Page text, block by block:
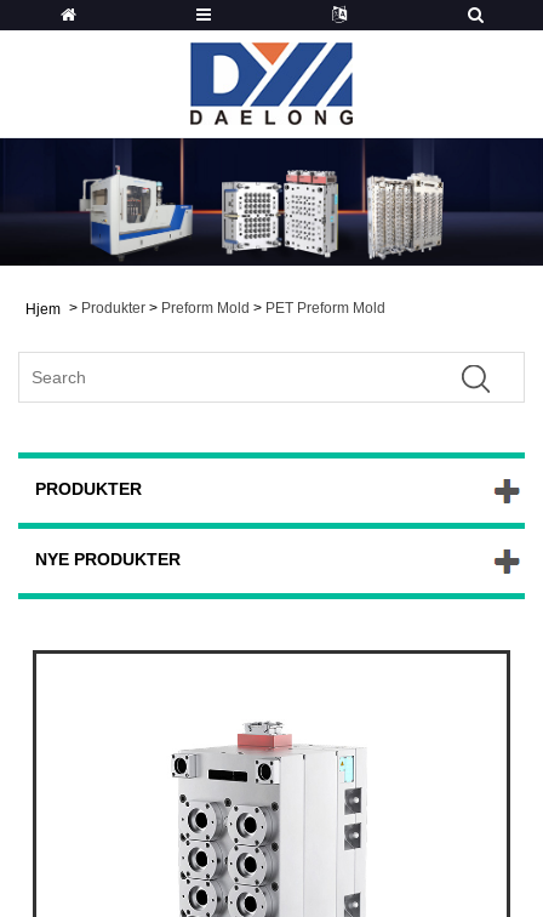
Hjem > Produkter > Preform Mold > PET Preform Mold
PRODUKTER
NYE PRODUKTER